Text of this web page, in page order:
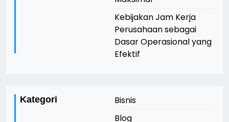
Kebijakan Jam Kerja
Perusahaan sebagai
Dasar Operasional yang
Efektif
Kategori
Bisnis
Blog